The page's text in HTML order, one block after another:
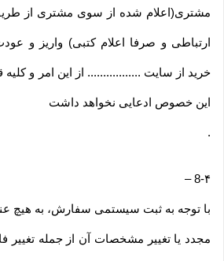
مشتری(اعلام شده از سوی مشتری از طریق
ارتباطی و صرفا اعلام کتبی) واریز و
خرید از سایت ................. از این امر و کلیه
این خصوص ادعایی نخواهد داشت
.
8-۴–
با توجه به ثبت سیستمی سفارش، به هیچ
مجدد یا تغییر مشخصات آن از جمله تغییر